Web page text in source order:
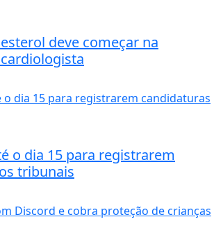
deve começar na
o dia 15 para registrarem
tribunais